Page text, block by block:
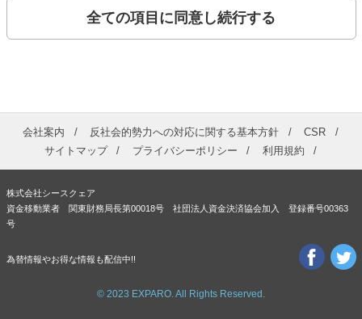
全ての項目に同意し続行する
会社案内 反社会的勢力への対応に関する基本方針
CSR
サイトマップ
プライバシーポリシー 利用規約
株式会社シースクェア
資金移動業者 関東財務局長第00018号 社団法人資金決済協会加入 登録番号00363
号
為替情報やお得な情報も配信中!!
© 2023 EXPARO. All Rights Reserved.